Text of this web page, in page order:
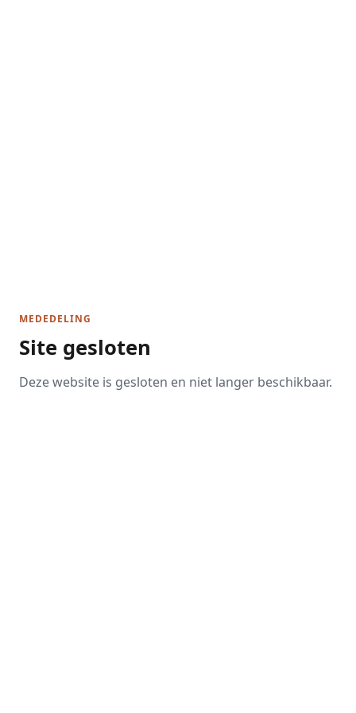
MEDEDELING
Site gesloten
Deze website is gesloten en niet langer beschikbaar.